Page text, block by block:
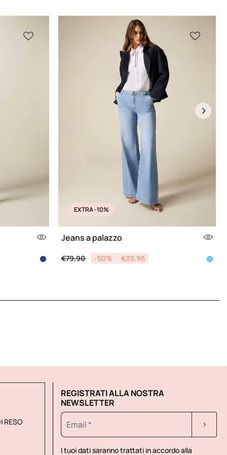
EXTRA -10%
Jeans a palazzo
Price reduced from
€79,90to -50% €39,95
Next
RESO
REGISTRATI ALLA NOSTRA
NEWSLETTER
I tuoi dati saranno trattati in accordo alla